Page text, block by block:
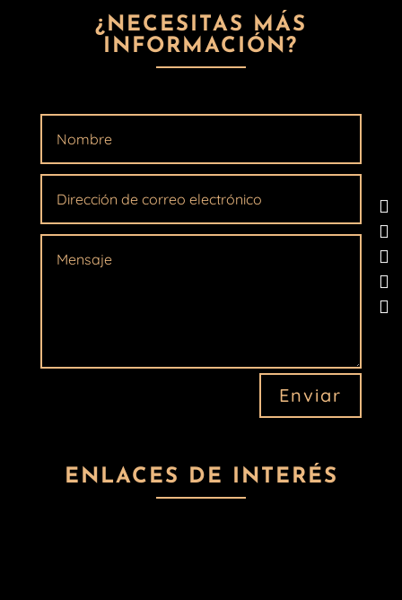
¿NECESITAS MÁS
INFORMACIÓN?
Enviar
ENLACES DE INTERÉS




